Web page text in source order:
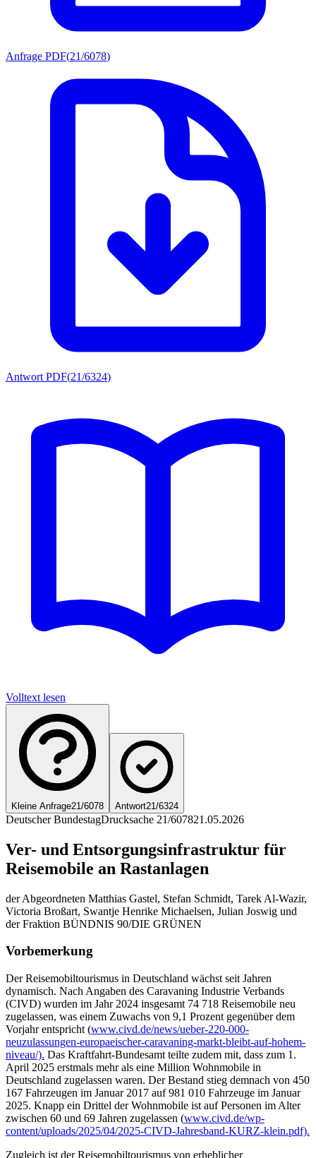
Anfrage PDF(21/6078)
Antwort PDF(21/6324)
Volltext lesen
Kleine Anfrage21/6078 Antwort21/6324
Deutscher BundestagDrucksache 21/607821.05.2026
Ver- und Entsorgungsinfrastruktur für
Reisemobile an Rastanlagen
der Abgeordneten Matthias Gastel, Stefan Schmidt, Tarek Al-Wazir,
Victoria Broßart, Swantje Henrike Michaelsen, Julian Joswig und
der Fraktion BÜNDNIS 90/DIE GRÜNEN
Vorbemerkung
Der Reisemobiltourismus in Deutschland wächst seit Jahren
dynamisch. Nach Angaben des Caravaning Industrie Verbands
(CIVD) wurden im Jahr 2024 insgesamt 74 718 Reisemobile neu
zugelassen, was einem Zuwachs von 9,1 Prozent gegenüber dem
Vorjahr entspricht (www.civd.de/news/ueber-220-000-
neuzulassungen-europaeischer-caravaning-markt-bleibt-auf-hohem-
niveau/). Das Kraftfahrt-Bundesamt teilte zudem mit, dass zum 1.
April 2025 erstmals mehr als eine Million Wohnmobile in
Deutschland zugelassen waren. Der Bestand stieg demnach von 450
167 Fahrzeugen im Januar 2017 auf 981 010 Fahrzeuge im Januar
2025. Knapp ein Drittel der Wohnmobile ist auf Personen im Alter
zwischen 60 und 69 Jahren zugelassen (www.civd.de/wp-
content/uploads/2025/04/2025-CIVD-Jahresband-KURZ-klein.pdf).
Zugleich ist der Reisemobiltourismus von erheblicher